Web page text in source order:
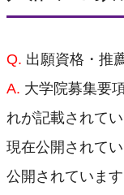
オープン
早期修了
長期履修制
経済的支援
内部進学制
Q. 出願資格・推
A. 大学院募集要
れが記載されてい
現在公開されて
公開されています